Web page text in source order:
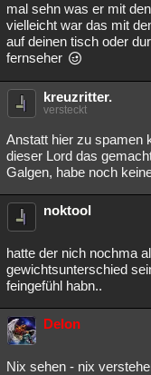
mal sehn was er mit
vielleicht war das mit
auf deinen tisch oder
fernseher
kreuzritter.
versteckt
Anstatt hier zu spamen
dieser Lord das
Galgen, habe noch
noktool
hatte der nich nochma
gewichtsunterschied
feingefühl habn..
Delon
Nix sehen - nix